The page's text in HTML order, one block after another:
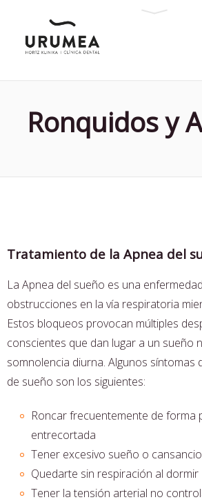
Ronquidos y
Tratamiento de la Apnea del
La Apnea del sueño es una
obstrucciones en la vía respiratoria
Estos bloqueos provocan múltiples
conscientes que dan lugar a un sueño
somnolencia diurna. Algunos síntomas
de sueño son los siguientes:
Roncar frecuentemente de forma
entrecortada
Tener excesivo sueño o
Quedarte sin respiración al dormir
Tener la tensión arterial no